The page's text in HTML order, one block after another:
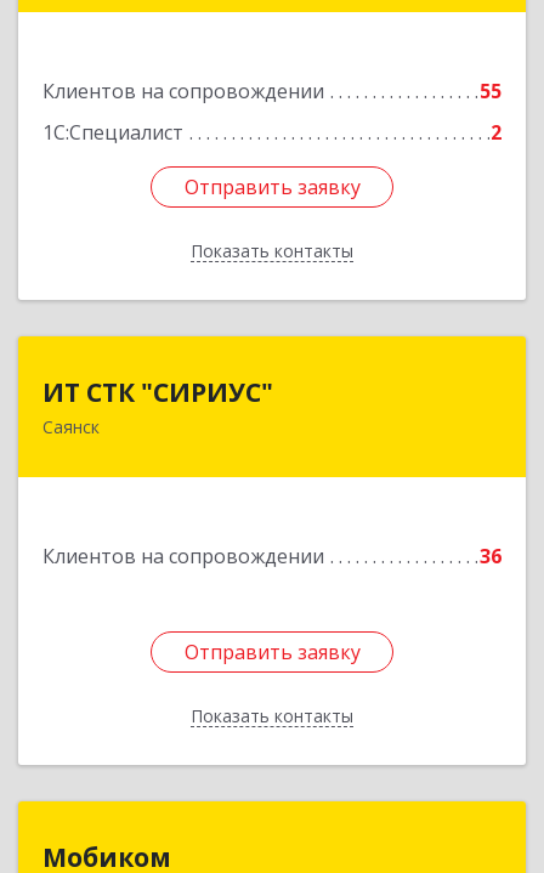
Клиентов на сопровождении
55
1С:Специалист
2
Отправить заявку
Показать контакты
Отправить заявку
Назад
ИТ СТК "СИРИУС"
Саянск
Клиентов на сопровождении 36
Отправить заявку
Показать контакты
666303, Иркутская обл, Саянск г, Юбилейный
Отправить заявку
Назад
Мобиком